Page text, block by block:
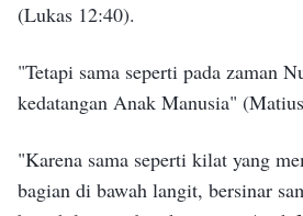
(Lukas 12:40).
"Tetapi sama seperti pada zaman
kedatangan Anak Manusia"
"Karena sama seperti kilat yang
bagian di bawah langit, bersinar